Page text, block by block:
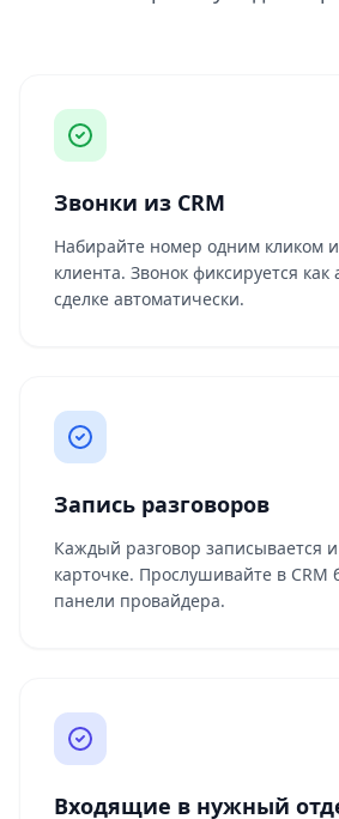
Звонки из CRM
Набирайте номер одним кликом
клиента. Звонок фиксируется как
сделке автоматически.
Запись разговоров
Каждый разговор записывается
карточке. Прослушивайте в CRM
панели провайдера.
Входящие в нужный